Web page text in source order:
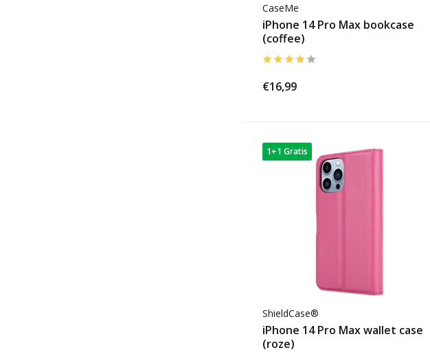
CaseMe
iPhone 14 Pro Max bookcase
(coffee)
€16,99
1+1 Gratis
ShieldCase®
iPhone 14 Pro Max wallet case
(roze)